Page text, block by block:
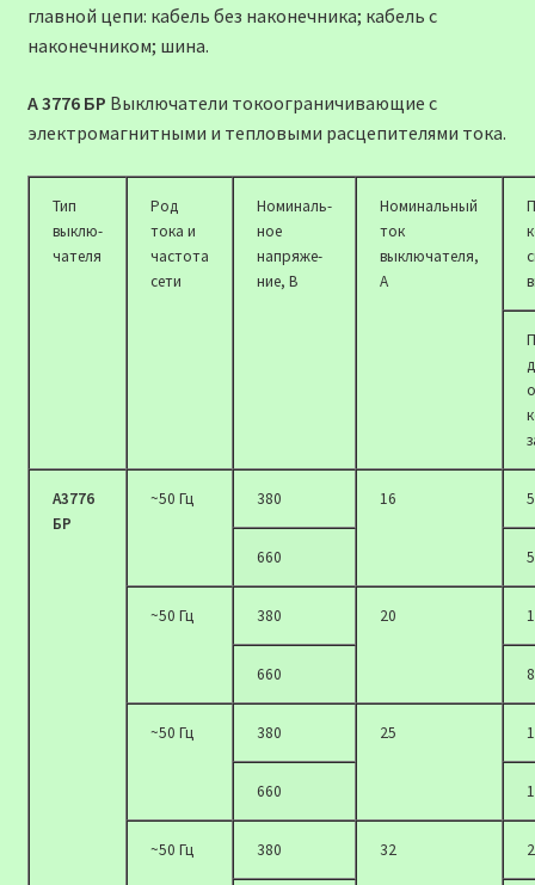
главной цепи: кабель без наконечника; кабель с
наконечником; шина.
А 3776 БР Выключатели токоограничивающие с
электромагнитными и тепловыми расцепителями тока.
Тип
выклю-
чателя
Род
тока и
частота
сети
Номиналь-
ное
напряже-
ние, В
Номинальный
ток
выключателя,
А
А3776
БР
~50 Гц 380 16
660
~50 Гц 380 20
660
~50 Гц 380 25
660
~50 Гц 380 32